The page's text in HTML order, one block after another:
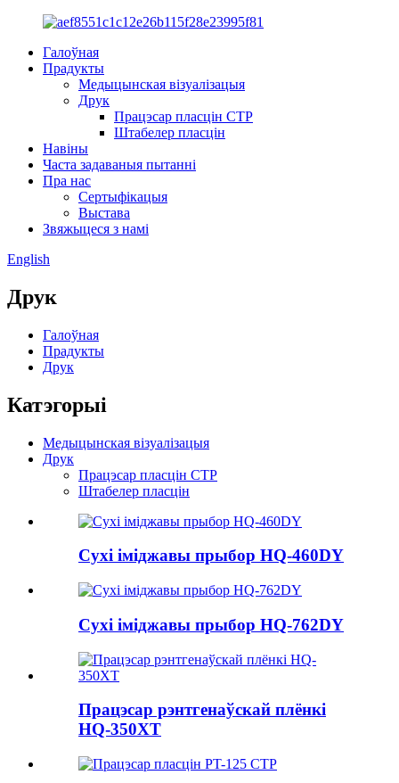
Галоўная
Прадукты
Медыцынская візуалізацыя
Друк
Працэсар пласцін CTP
Штабелер пласцін
Навіны
Часта задаваныя пытанні
Пра нас
Сертыфікацыя
Выстава
Звяжыцеся з намі
English
Друк
Галоўная
Прадукты
Друк
Катэгорыі
Медыцынская візуалізацыя
Друк
Працэсар пласцін CTP
Штабелер пласцін
Сухі іміджавы прыбор HQ-460DY
Сухі іміджавы прыбор HQ-762DY
Працэсар рэнтгенаўскай плёнкі
HQ-350XT